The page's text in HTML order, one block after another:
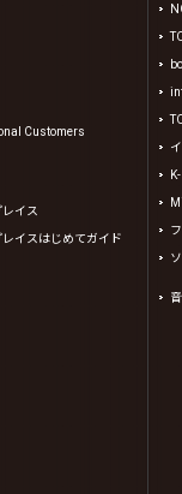
Customers
イス
イスはじめてガイド